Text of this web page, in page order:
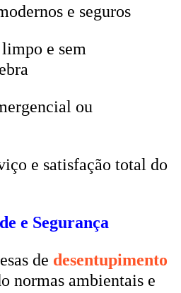
e seguros
e sem
ou
e satisfação total do
e Segurança
de desentupimento
normas ambientais e